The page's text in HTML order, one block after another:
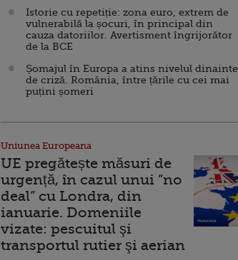
Istorie cu repetiție: zona euro, extrem de
vulnerabilă la șocuri, în principal din
cauza datoriilor. Avertisment îngrijorător
de la BCE
Șomajul în Europa a atins nivelul dinainte
de criză. România, între țările cu cei mai
puțini șomeri
Uniunea Europeana
UE pregătește măsuri de
urgență, în cazul unui ”no
deal” cu Londra, din
ianuarie. Domeniile
vizate: pescuitul şi
transportul rutier şi aerian